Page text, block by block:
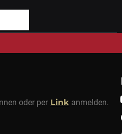
oder per Linkanmelden.